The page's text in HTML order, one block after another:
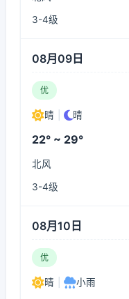
3-4级
08月09日
优
晴 晴
22° ~ 29°
北风
3-4级
08月10日
优
晴 小雨